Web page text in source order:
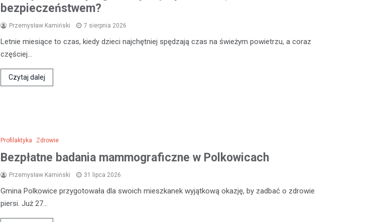
bezpieczeństwem?
Przemysław Kamiński 7 sierpnia 2026
Letnie miesiące to czas, kiedy dzieci najchętniej spędzają czas na świeżym powietrzu, a coraz
częściej…
Czytaj dalej
Profilaktyka Zdrowie
Bezpłatne badania mammograficzne w Polkowicach
Przemysław Kamiński 31 lipca 2026
Gmina Polkowice przygotowała dla swoich mieszkanek wyjątkową okazję, by zadbać o zdrowie
piersi. Już 27…